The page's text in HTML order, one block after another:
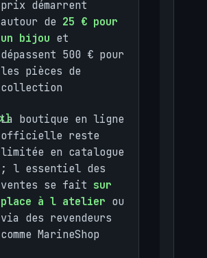
prix démarrent
autour de 25 € pour
un bijou et
dépassent 500 € pour
les pièces de
collection
La boutique en ligne
officielle reste
limitée en catalogue
; l essentiel des
ventes se fait sur
place à l atelier ou
via des revendeurs
comme MarineShop